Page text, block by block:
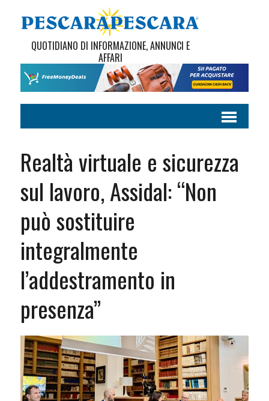
QUOTIDIANO DI INFORMAZIONE, ANNUNCI E
AFFARI
Realtà virtuale e sicurezza
sul lavoro, Assidal: “Non
può sostituire
integralmente
l’addestramento in
presenza”